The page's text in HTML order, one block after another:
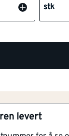
stk
levert
101652196
Dual-Tube
490